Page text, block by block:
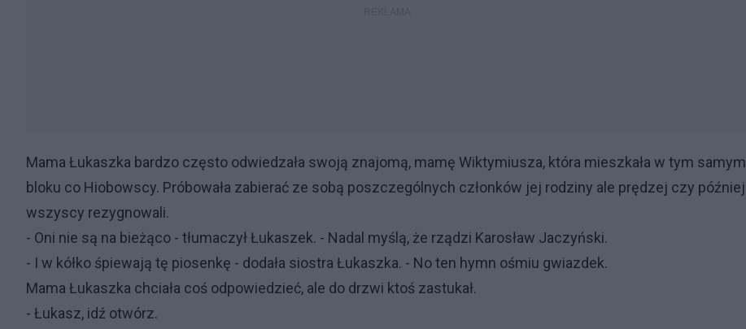
Mama Łukaszka bardzo często odwiedzała swoją znajomą, mamę Wiktymiusza, która mieszkała w tym samym
bloku co Hiobowscy. Próbowała zabierać ze sobą poszczególnych członków jej rodziny ale prędzej czy później
wszyscy rezygnowali.
- Oni nie są na bieżąco - tłumaczył Łukaszek. - Nadal myślą, że rządzi Karosław Jaczyński.
- I w kółko śpiewają tę piosenkę - dodała siostra Łukaszka. - No ten hymn ośmiu gwiazdek.
Mama Łukaszka chciała coś odpowiedzieć, ale do drzwi ktoś zastukał.
- Łukasz, idź otwórz.